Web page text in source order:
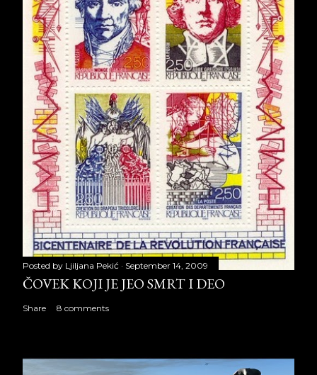
Posted by Ljiljana Pekić September 14, 2009
ČOVEK KOJI JE JEO SMRT I DEO
Share 8 comments